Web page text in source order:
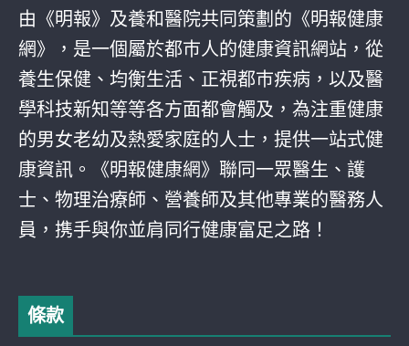
由《明報》及養和醫院共同策劃的《明報健康
網》，是一個屬於都巿人的健康資訊網站，從
養生保健、均衡生活、正視都巿疾病，以及醫
學科技新知等等各方面都會觸及，為注重健康
的男女老幼及熱愛家庭的人士，提供一站式健
康資訊。《明報健康網》聯同一眾醫生、護
士、物理治療師、營養師及其他專業的醫務人
員，携手與你並肩同行健康富足之路！
條款